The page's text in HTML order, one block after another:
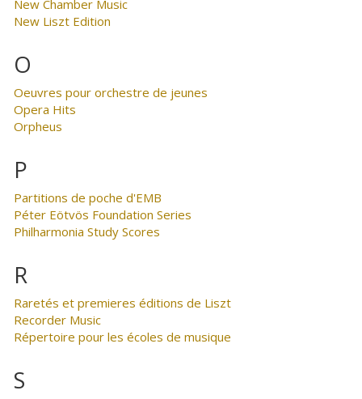
New Chamber Music
New Liszt Edition
O
Oeuvres pour orchestre de jeunes
Opera Hits
Orpheus
P
Partitions de poche d'EMB
Péter Eötvös Foundation Series
Philharmonia Study Scores
R
Raretés et premieres éditions de Liszt
Recorder Music
Répertoire pour les écoles de musique
S